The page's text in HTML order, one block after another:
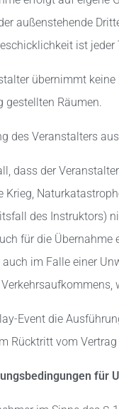
außenstehende
ist
übernimmt
gestellten Räumen.
des Veranstalters
dass der
Krieg,
des Instruktors)
für die Übernahme
im Falle einer
Event die
Rücktritt vom
für